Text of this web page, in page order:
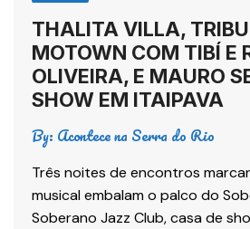
THALITA VILLA,
MOTOWN COM TIBÍ E
OLIVEIRA, E MAURO
SHOW EM ITAIPAVA
By: Acontece na Serra do Rio
Três noites de encontros
musical embalam o palco do
Soberano Jazz Club, casa de